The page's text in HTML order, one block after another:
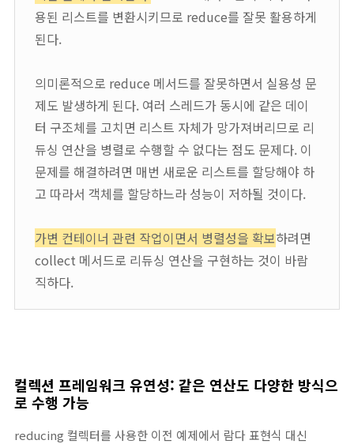
용된 리스트를 변환시키므로 reduce를 잘못 활용하게
된다.
의미론적으로 reduce 메서드를 잘못하면서 실용성 문
제도 발생하게 된다. 여러 스레드가 동시에 같은 데이
터 구조체를 고치면 리스트 자체가 망가져버리므로 리
듀싱 연산을 병렬로 수행할 수 없다는 점도 문제다. 이
문제를 해결하려면 매번 새로운 리스트를 할당해야 하
고 따라서 객체를 할당하느라 성능이 저하될 것이다.
가변 컨테이너 관련 작업이면서 병렬성을 확보하려면
collect 메서드로 리듀싱 연산을 구현하는 것이 바람
직하다.
컬렉션 프레임워크 유연성: 같은 연산도 다양한 방식으
로 수행 가능
reducing 컬렉터를 사용한 이전 예제에서 람다 표현식 대신